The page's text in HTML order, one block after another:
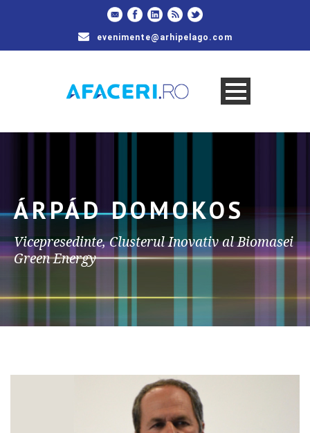
evenimente@arhipelago.com
ÁRPÁD DOMOKOS
Vicepresedinte, Clusterul Inovativ al Biomasei
Green Energy